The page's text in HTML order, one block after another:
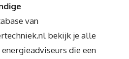
van
bekijk je alle
die een